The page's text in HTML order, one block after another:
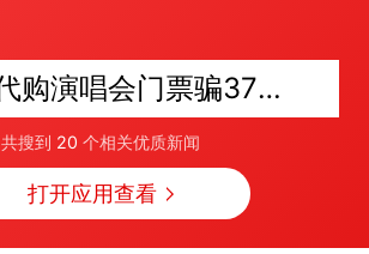
男子代购演唱会门票骗37万余元获刑
共搜到 20 个相关优质新闻
打开应用查看